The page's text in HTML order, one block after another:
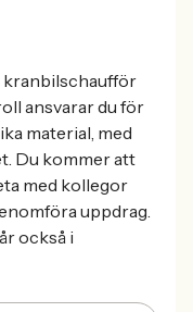
kranbilschaufför
ansvarar du för
material, med
Du kommer att
med kollegor
uppdrag.
också i